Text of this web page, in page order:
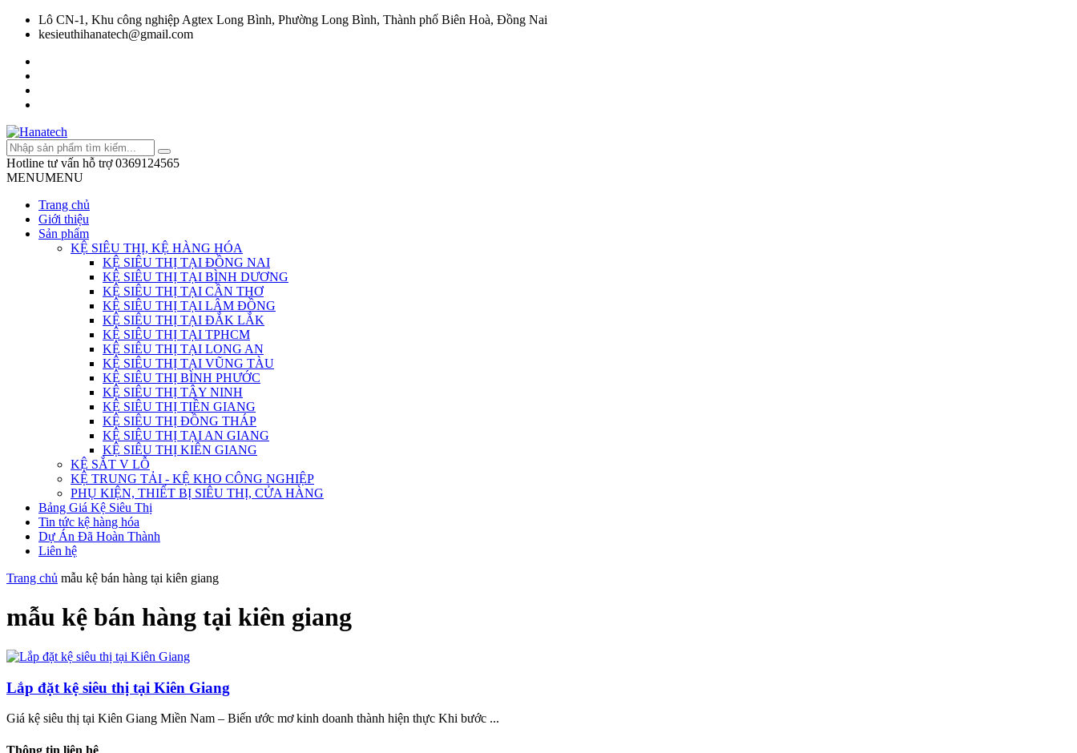
Lô CN-1, Khu công nghiệp Agtex Long Bình, Phường Long Bình, Thành phố Biên Hoà, Đồng Nai
kesieuthihanatech@gmail.com
Hotline tư vấn hỗ trợ 0369124565
MENUMENU
Trang chủ
Giới thiệu
Sản phẩm
KỆ SIÊU THỊ, KỆ HÀNG HÓA
KỆ SIÊU THỊ TẠI ĐỒNG NAI
KỆ SIÊU THỊ TẠI BÌNH DƯƠNG
KỆ SIÊU THỊ TẠI CẦN THƠ
KỆ SIÊU THỊ TẠI LÂM ĐỒNG
KỆ SIÊU THỊ TẠI ĐẮK LẮK
KỆ SIÊU THỊ TẠI TPHCM
KỆ SIÊU THỊ TẠI LONG AN
KỆ SIÊU THỊ TẠI VŨNG TÀU
KỆ SIÊU THỊ BÌNH PHƯỚC
KỆ SIÊU THỊ TÂY NINH
KỆ SIÊU THỊ TIỀN GIANG
KỆ SIÊU THỊ ĐỒNG THÁP
KỆ SIÊU THỊ TẠI AN GIANG
KỆ SIÊU THỊ KIÊN GIANG
KỆ SẮT V LỖ
KỆ TRUNG TẢI - KỆ KHO CÔNG NGHIỆP
PHỤ KIỆN, THIẾT BỊ SIÊU THỊ, CỬA HÀNG
Bảng Giá Kệ Siêu Thị
Tin tức kệ hàng hóa
Dự Án Đã Hoàn Thành
Liên hệ
Trang chủ mẫu kệ bán hàng tại kiên giang
mẫu kệ bán hàng tại kiên giang
Lắp đặt kệ siêu thị tại Kiên Giang
Giá kệ siêu thị tại Kiên Giang Miền Nam – Biến ước mơ kinh doanh thành hiện thực Khi bước ...
Thông tin liên hệ